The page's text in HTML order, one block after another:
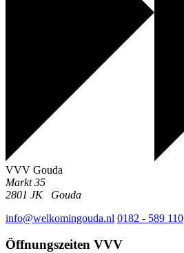
VVV Gouda
Markt 35
2801 JK
Gouda
info@welkomingouda.nl 0182 - 589 110
Öffnungszeiten VVV